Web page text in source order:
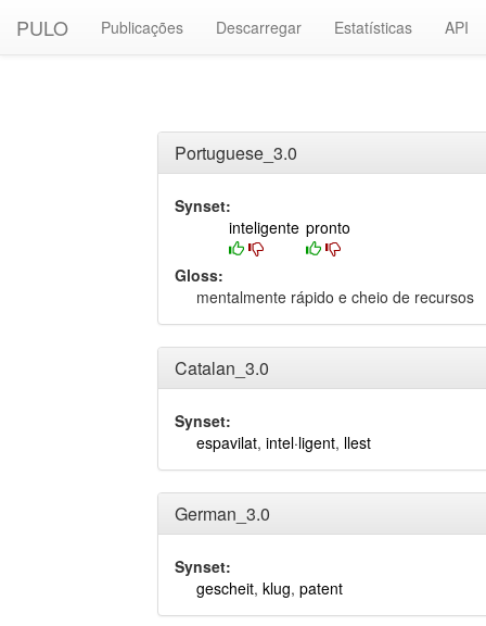
PULO Publicações Descarregar Estatísticas API
Portuguese_3.0
Synset:
inteligente pronto
Gloss:
mentalmente rápido e cheio de recursos
Catalan_3.0
Synset:
espavilat, intel·ligent, llest
German_3.0
Synset:
gescheit, klug, patent